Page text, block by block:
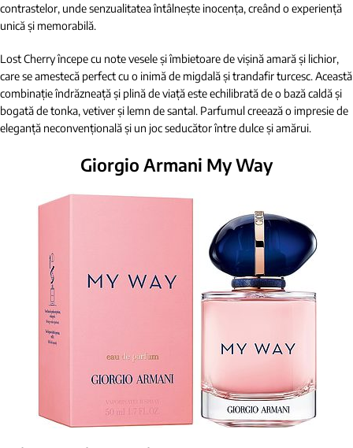
contrastelor, unde senzualitatea întâlnește inocența, creând o experiență
unică și memorabilă.
Lost Cherry începe cu note vesele și îmbietoare de vișină amară și lichior,
care se amestecă perfect cu o inimă de migdală și trandafir turcesc. Această
combinație îndrăzneață și plină de viață este echilibrată de o bază caldă și
bogată de tonka, vetiver și lemn de santal. Parfumul creează o impresie de
eleganță neconvențională și un joc seducător între dulce și amărui.
Giorgio Armani My Way